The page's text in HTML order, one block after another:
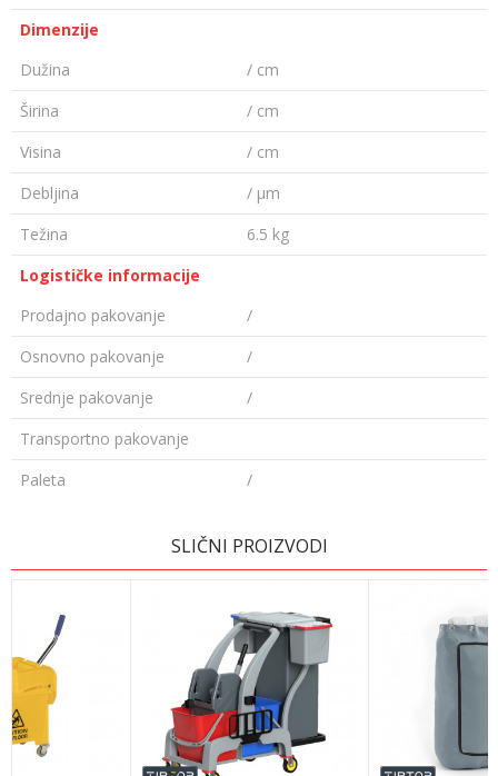
Dimenzije
Dužina
/ cm
Širina
/ cm
Visina
/ cm
Debljina
/ µm
Težina
6.5 kg
Logističke informacije
Prodajno pakovanje
/
Osnovno pakovanje
/
Srednje pakovanje
/
Transportno pakovanje
Paleta
/
Email adresa
Poruka
SLIČNI PROIZVODI